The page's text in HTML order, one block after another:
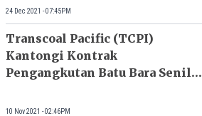
24 Dec 2021 - 07:45PM
Transcoal Pacific (TCPI)
Kantongi Kontrak
Pengangkutan Batu Bara Senilai
10 Nov 2021 - 02:46PM